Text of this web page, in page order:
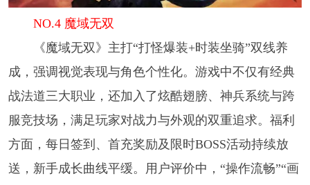
NO.4 魔域无双
《魔域无双》主打“打怪爆装+时装坐骑”双线养
成，强调视觉表现与角色个性化。游戏中不仅有经典
战法道三大职业，还加入了炫酷翅膀、神兵系统与跨
服竞技场，满足玩家对战力与外观的双重追求。福利
方面，每日签到、首充奖励及限时BOSS活动持续放
送，新手成长曲线平缓。用户评价中，“操作流畅”“画